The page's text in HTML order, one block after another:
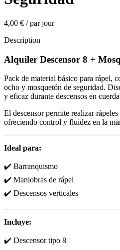
4,00 € /par jour
Description
Alquiler Descensor 8 +
Pack de material básico para rápel,
ocho y mosquetón de seguridad.
y eficaz durante descensos en
El descensor permite realizar
ofreciendo control y fluidez en la
Ideal para:
✔️ Barranquismo
✔️ Maniobras de rápel
✔️ Descensos verticales
Incluye:
✔️ Descensor tipo 8